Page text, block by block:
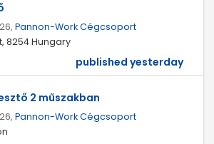
Pannon-Work Cégcsoport
8254 Hungary
published yesterday
2 műszakban
Pannon-Work Cégcsoport